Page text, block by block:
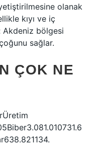
olanak
kıyı ve iç
Akdeniz bölgesi
sağlar.
ÇOK NE